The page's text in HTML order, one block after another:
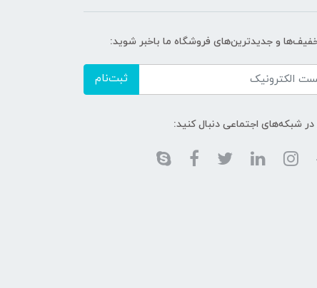
و جدیدترین‌های فروشگاه ما باخبر شوید:
ثبت‌نام
در شبکه‌های اجتماعی دنبال کنید: